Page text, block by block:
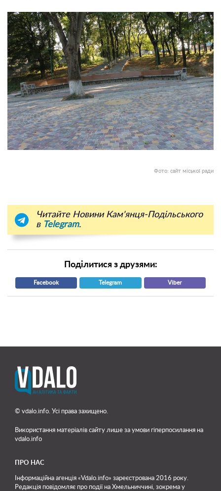
Фото: сайт міської ради
Читайте Новини Кам'янця-Подільського
в Telegram.
Поділитися з друзями:
Facebook Telegram Viber
© vdalo.info. Усі права захищено.
Використання матеріалів сайту лише за умови гіперпосилання на
vdalo.info
ПРО НАС
Інформаційна агенція «Vdalo.info» зареєстрована 2016 року.
Редакція повідомляє про події на Хмельниччині, зокрема у